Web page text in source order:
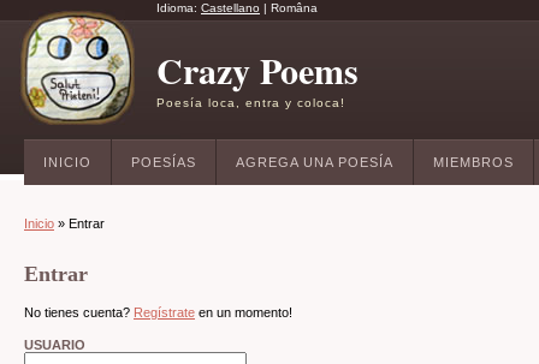
Idioma: Castellano | Româna
Crazy Poems
Poesía loca, entra y coloca!
INICIO POESÍAS AGREGA UNA POESÍA MIEMBROS
Inicio » Entrar
Entrar
No tienes cuenta? Regístrate en un momento!
USUARIO